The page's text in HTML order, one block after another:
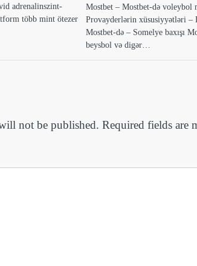
adrenalinszint-
több mint ötezer
Mostbet – Mostbet-də voleybol
Provayderlərin xüsusiyyətləri –
Mostbet-də – Somelye baxışı
beysbol və digər…
not be published. Required fields are